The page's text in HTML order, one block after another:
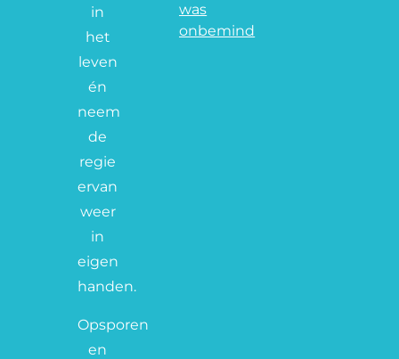
in
het
leven
én
neem
de
regie
ervan
weer
in
eigen
handen.
Opsporen
en
was
onbemind